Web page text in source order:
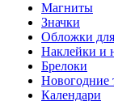
Магниты
Значки
Обложки
Наклейки и
Брелоки
Новогодние
Календари